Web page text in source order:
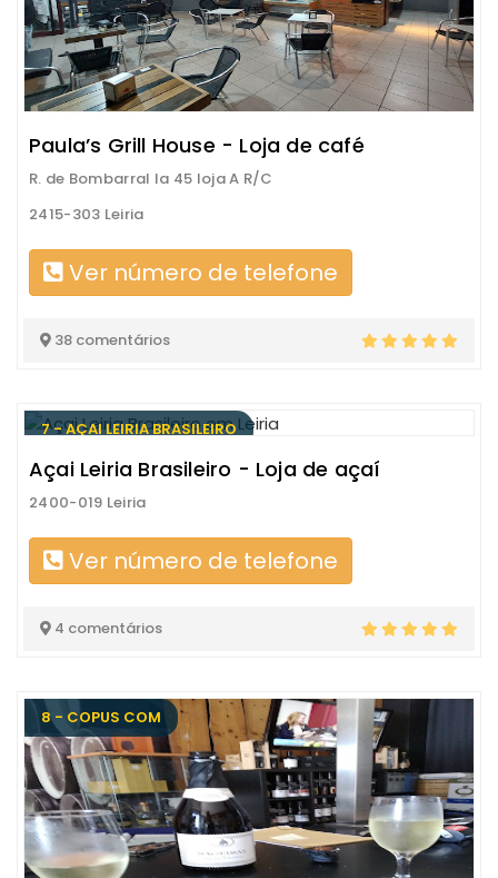
Paula’s Grill House - Loja de café
R. de Bombarral la 45 loja A R/C
2415-303 Leiria
Ver número de telefone
38 comentários
7 - AÇAI LEIRIA BRASILEIRO
Açai Leiria Brasileiro - Loja de açaí
2400-019 Leiria
Ver número de telefone
4 comentários
8 - COPUS COM